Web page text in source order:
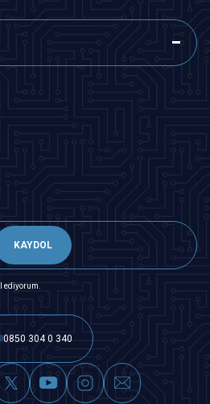
KAYDOL
ediyorum.
0850 304 0 340